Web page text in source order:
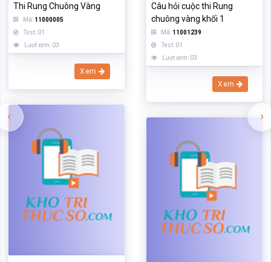
Thi Rung Chuông Vàng
Mã: 11000005
Test: 01
Lượt xem: 03
Xem
Câu hỏi cuộc thi Rung
chuông vàng khối 1
Mã: 11001239
Test: 01
Lượt xem: 03
Xem
‹ ›